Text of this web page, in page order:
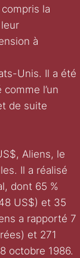
la
à
Unis. Il a été
l’un
de suite
Aliens, le
Il a réalisé
dont 65 %
US$) et 35
a rapporté 7
et 271
octobre 1986.